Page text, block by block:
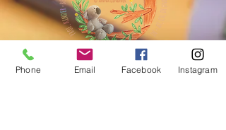
Phone Email Facebook Instagram